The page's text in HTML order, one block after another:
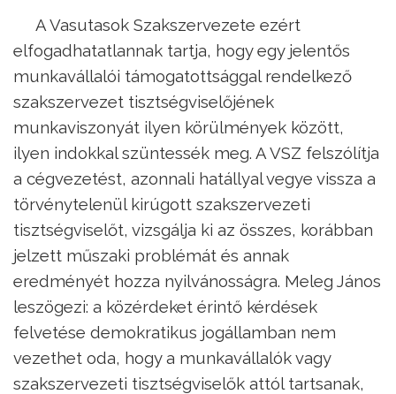
A Vasutasok Szakszervezete ezért
elfogadhatatlannak tartja, hogy egy jelentős
munkavállalói támogatottsággal rendelkező
szakszervezet tisztségviselőjének
munkaviszonyát ilyen körülmények között,
ilyen indokkal szüntessék meg. A VSZ felszólítja
a cégvezetést, azonnali hatállyal vegye vissza a
törvénytelenül kirúgott szakszervezeti
tisztségviselőt, vizsgálja ki az összes, korábban
jelzett műszaki problémát és annak
eredményét hozza nyilvánosságra. Meleg János
leszögezi: a közérdeket érintő kérdések
felvetése demokratikus jogállamban nem
vezethet oda, hogy a munkavállalók vagy
szakszervezeti tisztségviselők attól tartsanak,